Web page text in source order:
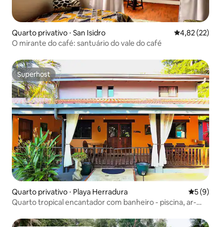
Quarto privativo ⋅ San Isidro 4,82 de uma
4,82 (22)
O mirante do café: santuário do vale do café
Superhost
Superhost
Quarto privativo ⋅ Playa Herradura 5 de
5 (9)
Quarto tropical encantador com banheiro - piscina, ar-